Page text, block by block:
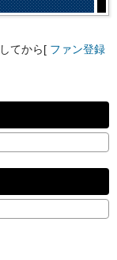
てから[ ファン登録